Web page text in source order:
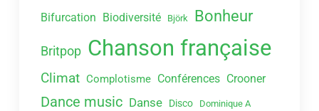
Bifurcation Biodiversité Björk Bonheur
Britpop Chanson française
Climat Complotisme Conférences Crooner
Dance music Danse Disco Dominique A